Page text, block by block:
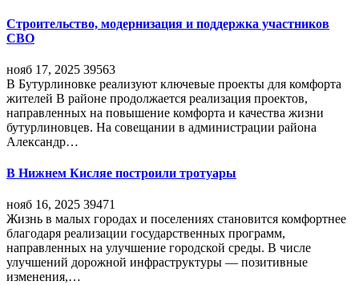
Строительство, модернизация и поддержка участников
СВО
нояб 17, 2025 39563
В Бутурлиновке реализуют ключевые проекты для комфорта
жителей В районе продолжается реализация проектов,
направленных на повышение комфорта и качества жизни
бутурлиновцев. На совещании в администрации района
Александр…
В Нижнем Кисляе построили тротуары
нояб 16, 2025 39471
Жизнь в малых городах и поселениях становится комфортнее
благодаря реализации государственных программ,
направленных на улучшение городской среды. В числе
улучшений дорожной инфраструктуры — позитивные
изменения,…